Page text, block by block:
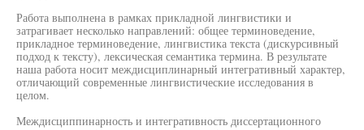
Работа выполнена в рамках прикладной лингвистики и
затрагивает несколько направлений: общее терминоведение,
прикладное терминоведение, лингвистика текста (дискурсивный
подход к тексту), лексическая семантика термина. В результате
наша работа носит междисциплинарный интегративный характер,
отличающий современные лингвистические исследования в
целом.
Междисциппинарность и интегративность диссертационного